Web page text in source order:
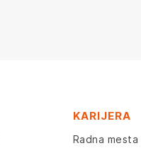
KARIJERA
Radna mesta